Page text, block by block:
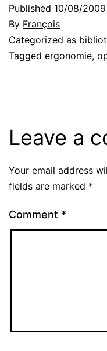
Published 10/08/2009
By François
Categorized as
Tagged ergonomie,
Leave a
Your email address
fields are marked *
Comment *